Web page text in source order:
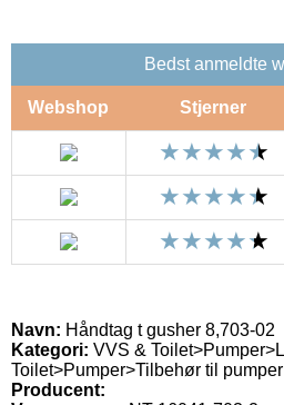
Bedst anmeldte
Webshop Stjerner
Navn: Håndtag t gusher 8,703-02
Kategori: VVS &
Toilet>Pumper>Tilbehør til pumper
Producent: